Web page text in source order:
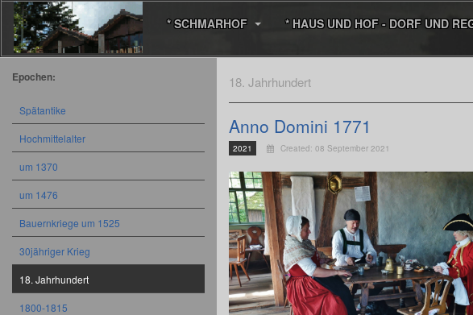
* SCHMARHOF * HAUS UND HOF - DORF UND
18. Jahrhundert
Anno Domini 1771
2021 Created: 08 September 2021
Epochen:
Spätantike
Hochmittelalter
um 1370
um 1476
Bauernkriege um 1525
30jähriger Krieg
18. Jahrhundert
1800-1815